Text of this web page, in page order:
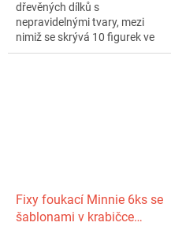
dřevěných dílků s
nepravidelnými tvary, mezi
nimiž se skrývá 10 figurek ve
tvarech odkazujících...
Fixy foukací Minnie 6ks se
šablonami v krabičce